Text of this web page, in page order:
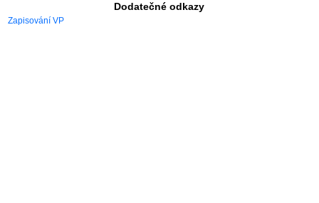
Dodatečné odkazy
Zapisování VP